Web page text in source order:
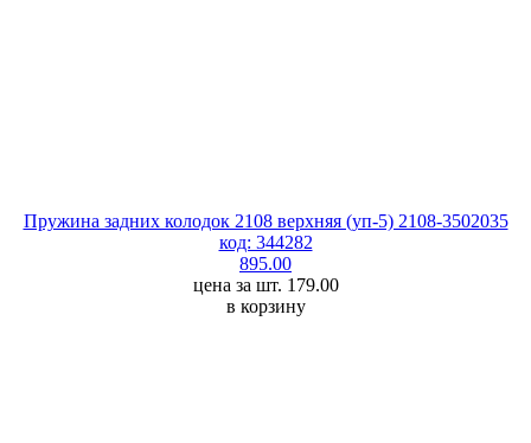
Пружина задних колодок 2108 верхняя (уп-5) 2108-3502035
код: 344282
895.00
цена за шт. 179.00
в корзину